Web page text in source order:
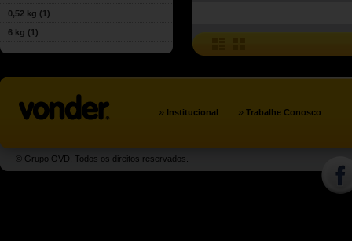
0,52 kg (1)
6 kg (1)
» Institucional » Trabalhe Conosco
© Grupo OVD. Todos os direitos reservados.